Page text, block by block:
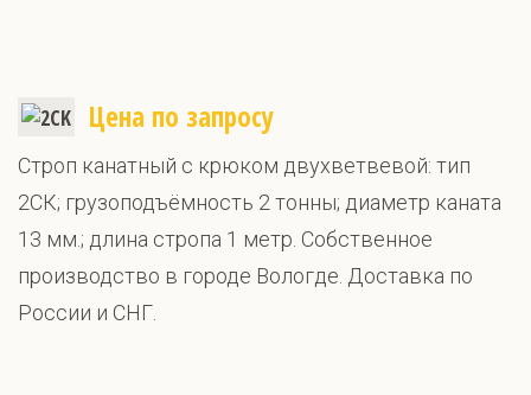
Цена по запросу
Строп канатный с крюком двухветвевой: тип
2СК; грузоподъёмность 2 тонны; диаметр каната
13 мм.; длина стропа 1 метр. Собственное
производство в городе Вологде. Доставка по
России и СНГ.